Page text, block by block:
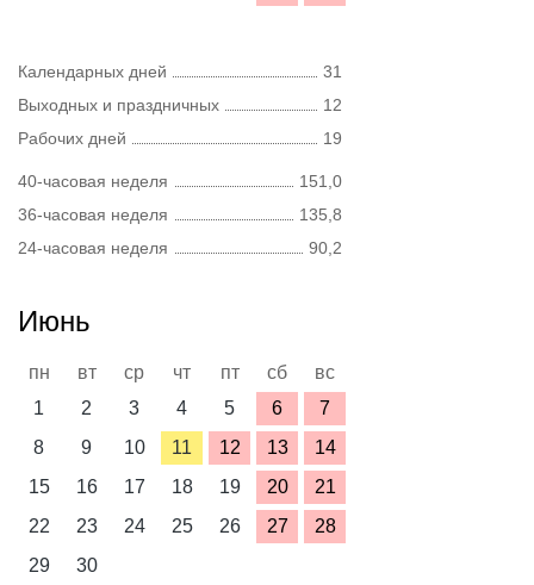
Календарных дней
31
Выходных и праздничных
12
Рабочих дней
19
40-часовая неделя
151,0
36-часовая неделя
135,8
24-часовая неделя
90,2
Июнь
пн вт ср чт пт сб
вс
1
2 3 4 5 6
7
8
9 10 11 12 13
14
15
16 17 18 19 20
21
22
23 24 25 26 27
28
29
30